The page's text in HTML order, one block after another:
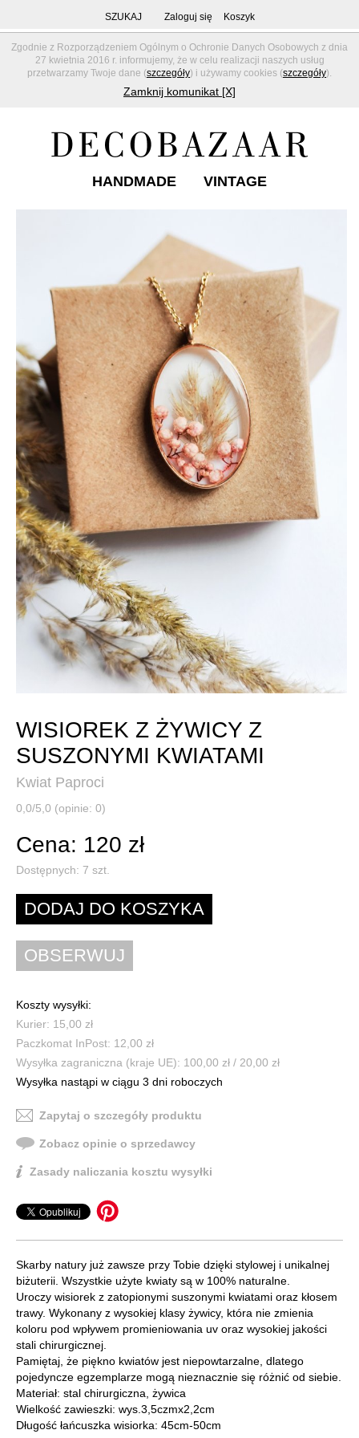
Zgodnie z Rozporządzeniem Ogólnym o Ochronie Danych Osobowych z dnia
27 kwietnia 2016 r. informujemy, że w celu realizacji naszych usług
przetwarzamy Twoje dane (szczegóły) i używamy cookies (szczegóły).
Zamknij komunikat [X]
SZUKAJ Zaloguj się Koszyk
HANDMADE VINTAGE
WISIOREK Z ŻYWICY Z
SUSZONYMI KWIATAMI
Kwiat Paproci
0,0/5,0 (opinie: 0)
Cena: 120 zł
Dostępnych: 7 szt.
Koszty wysyłki:
Kurier: 15,00 zł
Paczkomat InPost: 12,00 zł
Wysyłka zagraniczna (kraje UE): 100,00 zł / 20,00 zł
Wysyłka nastąpi w ciągu 3 dni roboczych
Zapytaj o szczegóły produktu
Zobacz opinie o sprzedawcy
Zasady naliczania kosztu wysyłki
Skarby natury już zawsze przy Tobie dzięki stylowej i unikalnej
biżuterii. Wszystkie użyte kwiaty są w 100% naturalne.
Uroczy wisiorek z zatopionymi suszonymi kwiatami oraz kłosem
trawy. Wykonany z wysokiej klasy żywicy, która nie zmienia
koloru pod wpływem promieniowania uv oraz wysokiej jakości
stali chirurgicznej.
Pamiętaj, że piękno kwiatów jest niepowtarzalne, dlatego
pojedyncze egzemplarze mogą nieznacznie się różnić od siebie.
Materiał: stal chirurgiczna, żywica
Wielkość zawieszki: wys.3,5czmx2,2cm
Długość łańcuszka wisiorka: 45cm-50cm